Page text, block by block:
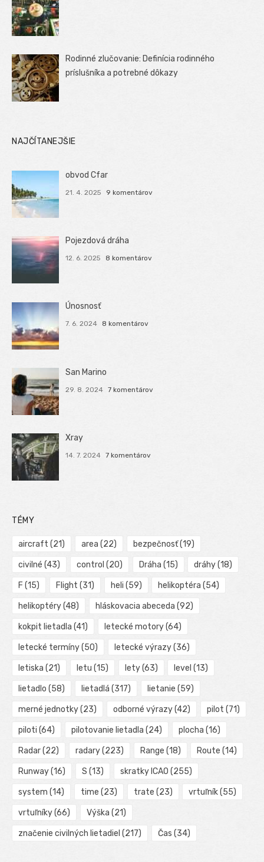
Rodinné zlučovanie: Definícia rodinného
príslušníka a potrebné dôkazy
NAJČÍTANEJŠIE
obvod Cfar
21. 4. 2025 9 komentárov
Pojezdová dráha
12. 6. 2025 8 komentárov
Únosnosť
7. 6. 2024 8 komentárov
San Marino
29. 8. 2024 7 komentárov
Xray
14. 7. 2024 7 komentárov
TÉMY
aircraft (21) area (22) bezpečnosť(19)
civilné (43) control (20) Dráha (15) dráhy(18)
F (15) Flight (31) heli (59) helikoptéra (54)
helikoptéry(48) hláskovacia abeceda (92)
kokpit lietadla (41) letecké motory(64)
letecké termíny(50) letecké výrazy(36)
letiska (21) letu (15) lety(63) level (13)
lietadlo (58) lietadlá (317) lietanie (59)
merné jednotky(23) odborné výrazy(42) pilot (71)
piloti (64) pilotovanie lietadla (24) plocha (16)
Radar(22) radary(223) Range (18) Route (14)
Runway(16) S (13) skratky ICAO (255)
system (14) time (23) trate (23) vrtuľník(55)
vrtuľníky(66) Výška (21)
značenie civilných lietadiel (217) Čas (34)